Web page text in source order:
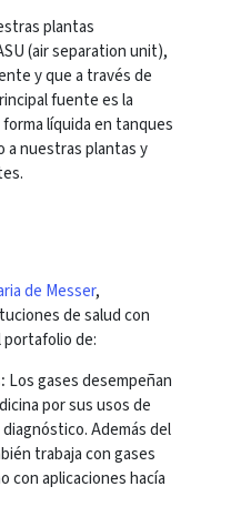
plantas
(air separation unit),
y que a través de
fuente es la
líquida en tanques
a nuestras plantas y
de Messer,
de salud con
de:
Los gases desempeñan
por sus usos de
Además del
trabaja con gases
con aplicaciones hacía